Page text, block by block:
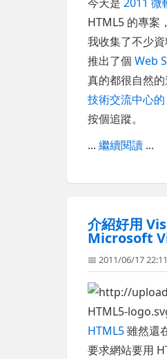
HTML5 的專案
我收集了不少
推出了個Web
真的都很自然
技術交流中心
按個追蹤。
...繼續閱讀 ...
介紹好用
Microsoft
📅 2011/06/17 22:11
HTML5雖然還
要求網站要用